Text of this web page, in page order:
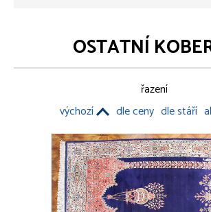
STŘÍBRO
SOCHY, PLASTIKY
OBRAZY
PORCELÁN, KAMENINA
OSTATNÍ
řazení
výchozí
dle ceny dle stáří